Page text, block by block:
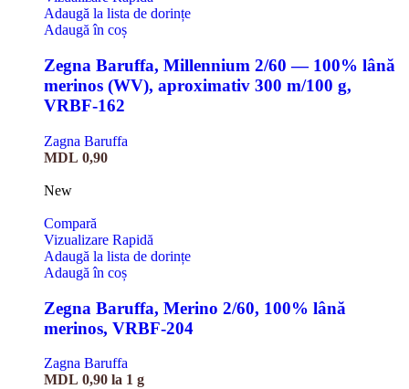
Adaugă la lista de dorințe
Adaugă în coș
Zegna Baruffa, Millennium 2/60 — 100% lână
merinos (WV), aproximativ 300 m/100 g,
VRBF-162
Zagna Baruffa
MDL 0,90
New
Compară
Vizualizare Rapidă
Adaugă la lista de dorințe
Adaugă în coș
Zegna Baruffa, Merino 2/60, 100% lână
merinos, VRBF-204
Zagna Baruffa
MDL 0,90 la 1 g